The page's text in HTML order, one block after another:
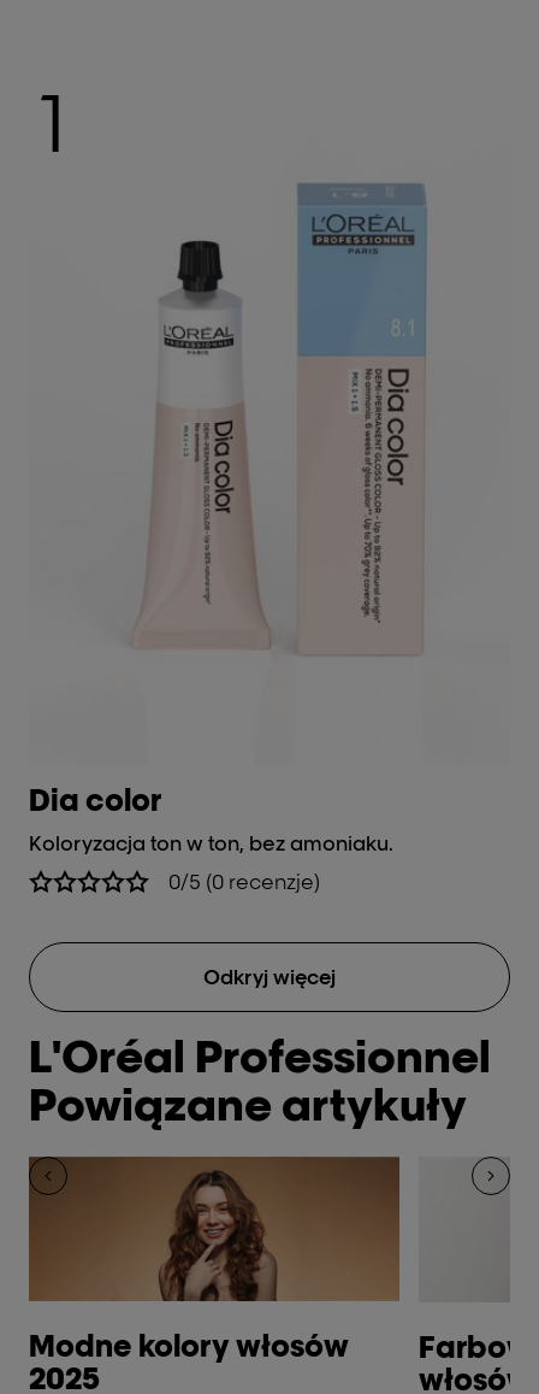
1
Dia color
Koloryzacja ton w ton, bez amoniaku.
0/5 (0 recenzje)
Odkryj więcej
L'Oréal Professionnel
Powiązane artykuły
Modne kolory włosów
2025
włosów